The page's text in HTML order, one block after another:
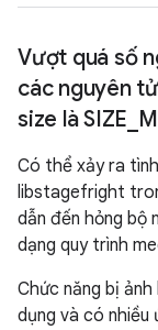
Vượt quá số
các nguyên
size là SIZE
Có thể xảy ra
libstagefright
dẫn đến hỏng bộ
dạng quy trình
Chức năng bị
dụng và có